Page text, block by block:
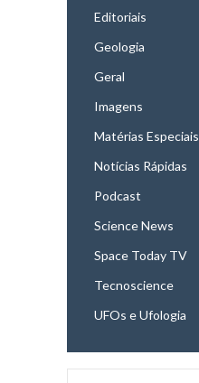
Editoriais
Geologia
Geral
Imagens
Matérias Especiais
Notícias Rápidas
Podcast
Science News
Space Today TV
Tecnoscience
UFOs e Ufologia